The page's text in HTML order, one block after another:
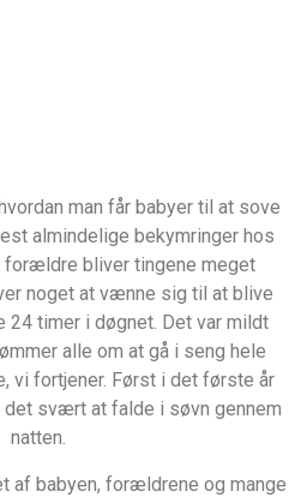
man får babyer til at sove
almindelige bekymringer hos
bliver tingene meget
noget at vænne sig til at blive
24 timer i døgnet. Det var mildt
alle om at gå i seng hele
vi fortjener. Først i det første år
svært at falde i søvn gennem
natten.
af babyen, forældrene og mange